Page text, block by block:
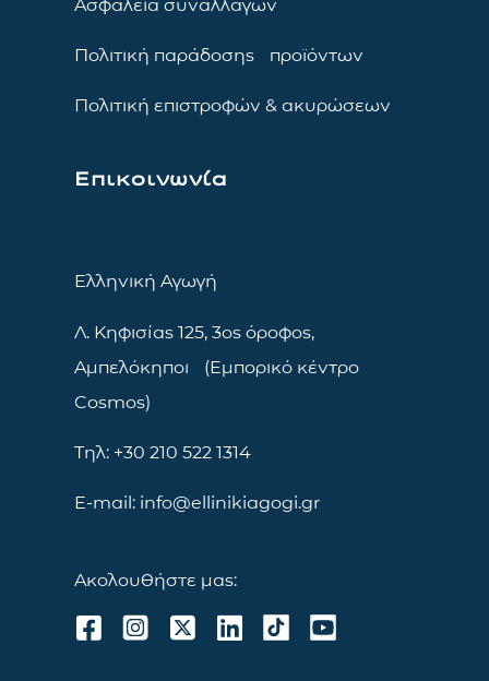
Ασφάλεια συναλλαγών
Πολιτική παράδοσης προϊόντων
Πολιτική επιστροφών & ακυρώσεων
Επικοινωνία
Ελληνική Αγωγή
Λ. Κηφισίας 125, 3ος όροφος,
Αμπελόκηποι (Εμπορικό κέντρο
Cosmos)
Τηλ: +30 210 522 1314
E-mail: info@ellinikiagogi.gr
Ακολουθήστε μας: